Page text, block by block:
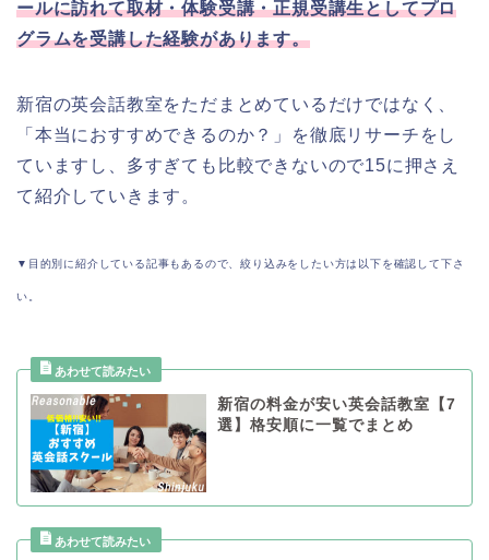
ールに訪れて取材・体験受講・正規受講生としてプロ
グラムを受講した経験があります。
新宿の英会話教室をただまとめているだけではなく、
「本当におすすめできるのか？」を徹底リサーチをし
ていますし、多すぎても比較できないので15に押さえ
て紹介していきます。
▼目的別に紹介している記事もあるので、絞り込みをしたい方は以下を確認して下さ
い。
新宿の料金が安い英会話教室【7
選】格安順に一覧でまとめ